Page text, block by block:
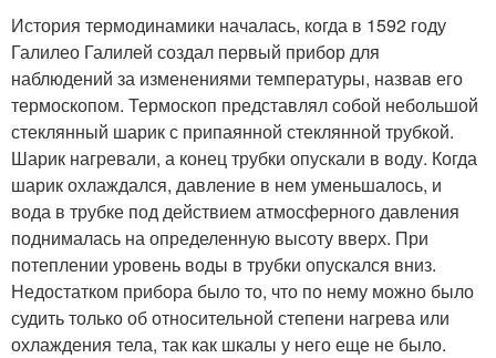
История термодинамики началась, когда в 1592 году
Галилео Галилей создал первый прибор для
наблюдений за изменениями температуры, назвав его
термоскопом. Термоскоп представлял собой небольшой
стеклянный шарик с припаянной стеклянной трубкой.
Шарик нагревали, а конец трубки опускали в воду. Когда
шарик охлаждался, давление в нем уменьшалось, и
вода в трубке под действием атмосферного давления
поднималась на определенную высоту вверх. При
потеплении уровень воды в трубки опускался вниз.
Недостатком прибора было то, что по нему можно было
судить только об относительной степени нагрева или
охлаждения тела, так как шкалы у него еще не было.